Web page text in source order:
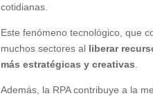
cotidianas.
Este fenómeno tecnológico, que
muchos sectores al liberar
más estratégicas y creativas
Además, la RPA contribuye a la